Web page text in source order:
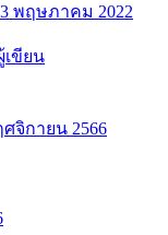
พฤษภาคม 2022
เขียน
จิกายน 2566